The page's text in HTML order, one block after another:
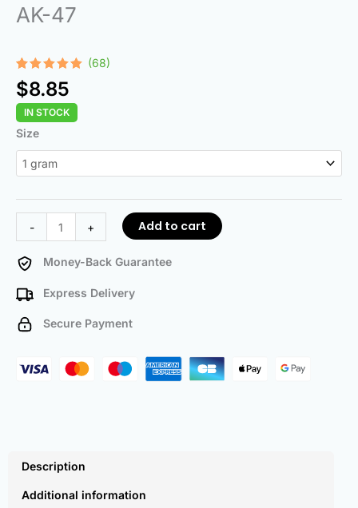
AK-47
Rated4.97
out of 5
based on
68
customer
ratings
(68)
$8.85
IN STOCK
Size
-
AK-
47
quantity
+ Add to cart
Money-Back Guarantee
Express Delivery
Secure Payment
Description
Additional information